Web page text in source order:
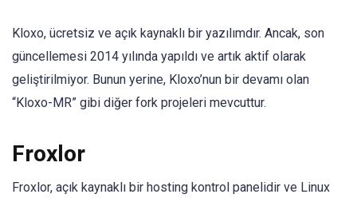
Kloxo, ücretsiz ve açık kaynaklı bir yazılımdır. Ancak, son
güncellemesi 2014 yılında yapıldı ve artık aktif olarak
geliştirilmiyor. Bunun yerine, Kloxo’nun bir devamı olan
“Kloxo-MR” gibi diğer fork projeleri mevcuttur.
Froxlor
Froxlor, açık kaynaklı bir hosting kontrol panelidir ve Linux